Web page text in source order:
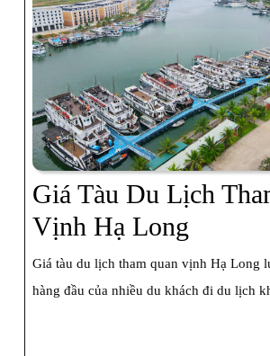
Ngày-
Buổi
Sáng/trưa
Giá Tàu Du Lịch
Vịnh Hạ Long
Tàu
Du
Giá tàu du lịch tham quan vịnh Hạ Long
hàng đầu của nhiều du khách đi du lịch